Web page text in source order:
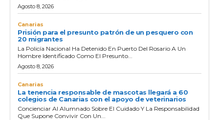
Agosto 8, 2026
Canarias
Prisión para el presunto patrón de un pesquero con
20 migrantes
La Policía Nacional Ha Detenido En Puerto Del Rosario A Un
Hombre Identificado Como El Presunto...
Agosto 8, 2026
Canarias
La tenencia responsable de mascotas llegará a 60
colegios de Canarias con el apoyo de veterinarios
Concienciar Al Alumnado Sobre El Cuidado Y La Responsabilidad
Que Supone Convivir Con Un...